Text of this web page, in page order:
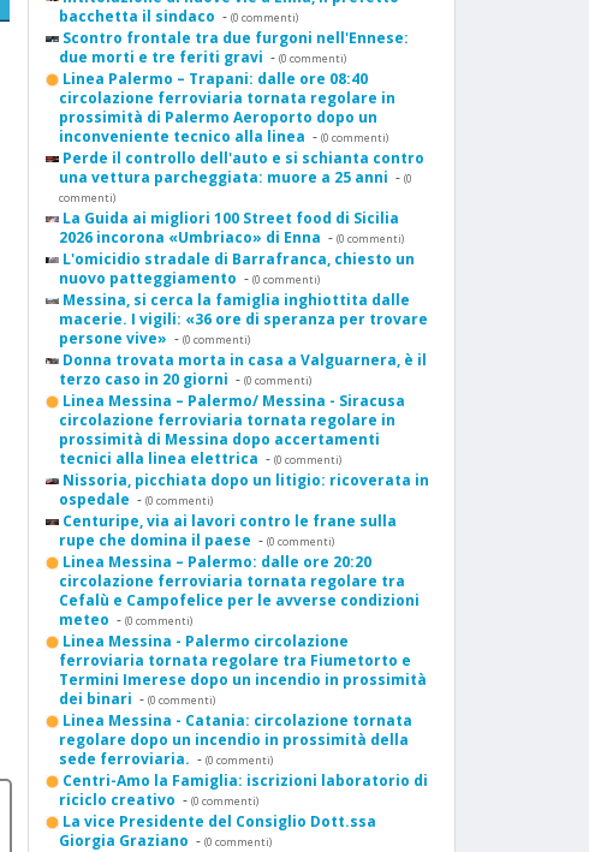
bacchetta il sindaco - (0 commenti)
Scontro frontale tra due furgoni nell'Ennese:
due morti e tre feriti gravi - (0 commenti)
Linea Palermo – Trapani: dalle ore 08:40
circolazione ferroviaria tornata regolare in
prossimità di Palermo Aeroporto dopo un
inconveniente tecnico alla linea - (0 commenti)
Perde il controllo dell'auto e si schianta contro
una vettura parcheggiata: muore a 25 anni - (0
commenti)
La Guida ai migliori 100 Street food di Sicilia
2026 incorona «Umbriaco» di Enna - (0 commenti)
L'omicidio stradale di Barrafranca, chiesto un
nuovo patteggiamento - (0 commenti)
Messina, si cerca la famiglia inghiottita dalle
macerie. I vigili: «36 ore di speranza per trovare
persone vive» - (0 commenti)
Donna trovata morta in casa a Valguarnera, è il
terzo caso in 20 giorni - (0 commenti)
Linea Messina – Palermo/ Messina - Siracusa
circolazione ferroviaria tornata regolare in
prossimità di Messina dopo accertamenti
tecnici alla linea elettrica - (0 commenti)
Nissoria, picchiata dopo un litigio: ricoverata in
ospedale - (0 commenti)
Centuripe, via ai lavori contro le frane sulla
rupe che domina il paese - (0 commenti)
Linea Messina – Palermo: dalle ore 20:20
circolazione ferroviaria tornata regolare tra
Cefalù e Campofelice per le avverse condizioni
meteo - (0 commenti)
Linea Messina - Palermo circolazione
ferroviaria tornata regolare tra Fiumetorto e
Termini Imerese dopo un incendio in prossimità
dei binari - (0 commenti)
Linea Messina - Catania: circolazione tornata
regolare dopo un incendio in prossimità della
sede ferroviaria. - (0 commenti)
Centri-Amo la Famiglia: iscrizioni laboratorio di
riciclo creativo - (0 commenti)
La vice Presidente del Consiglio Dott.ssa
Giorgia Graziano - (0 commenti)